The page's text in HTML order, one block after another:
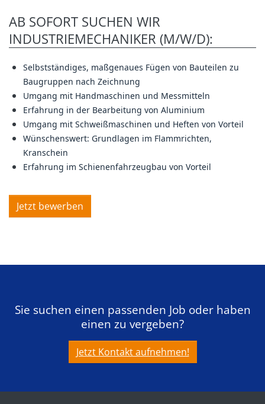
AB SOFORT SUCHEN WIR
INDUSTRIEMECHANIKER (M/W/D):
Selbstständiges, maßgenaues Fügen von Bauteilen zu
Baugruppen nach Zeichnung
Umgang mit Handmaschinen und Messmitteln
Erfahrung in der Bearbeitung von Aluminium
Umgang mit Schweißmaschinen und Heften von Vorteil
Wünschenswert: Grundlagen im Flammrichten,
Kranschein
Erfahrung im Schienenfahrzeugbau von Vorteil
Jetzt bewerben
Sie suchen einen passenden Job oder haben
einen zu vergeben?
Jetzt Kontakt aufnehmen!